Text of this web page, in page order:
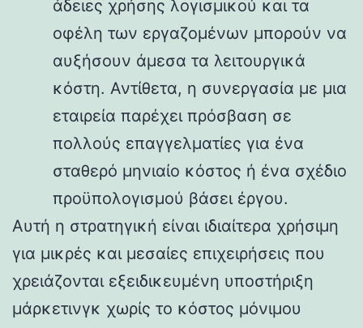
άδειες χρήσης λογισμικού και τα
οφέλη των εργαζομένων μπορούν να
αυξήσουν άμεσα τα λειτουργικά
κόστη. Αντίθετα, η συνεργασία με μια
εταιρεία παρέχει πρόσβαση σε
πολλούς επαγγελματίες για ένα
σταθερό μηνιαίο κόστος ή ένα σχέδιο
προϋπολογισμού βάσει έργου.
Αυτή η στρατηγική είναι ιδιαίτερα χρήσιμη
για μικρές και μεσαίες επιχειρήσεις που
χρειάζονται εξειδικευμένη υποστήριξη
μάρκετινγκ χωρίς το κόστος μόνιμου